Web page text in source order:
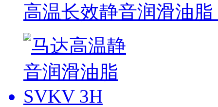
高温长效静音润滑油脂